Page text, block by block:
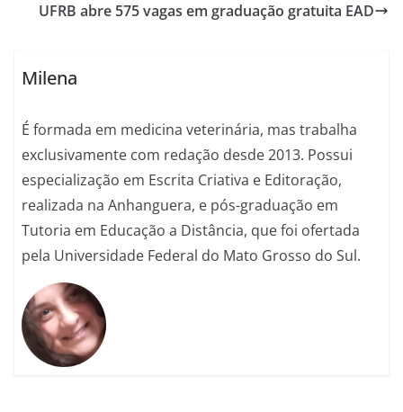
UFRB abre 575 vagas em graduação gratuita EAD
Milena
É formada em medicina veterinária, mas trabalha
exclusivamente com redação desde 2013. Possui
especialização em Escrita Criativa e Editoração,
realizada na Anhanguera, e pós-graduação em
Tutoria em Educação a Distância, que foi ofertada
pela Universidade Federal do Mato Grosso do Sul.